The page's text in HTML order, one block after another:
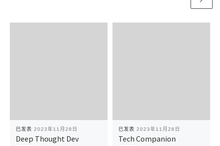
已发表 2023年11月28日
Deep Thought Dev
已发表 2023年11月28日
Tech Companion